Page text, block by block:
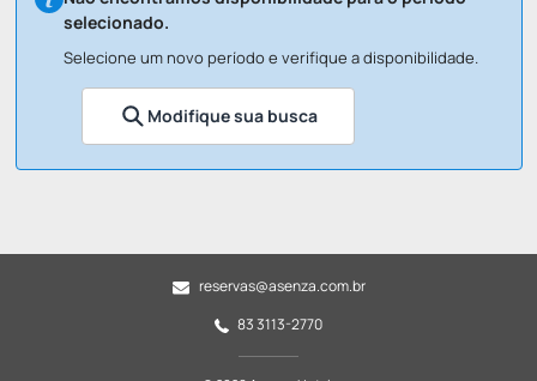
selecionado.
Selecione um novo período e verifique a disponibilidade.
Modifique sua busca
reservas@asenza.com.br
83 3113-2770